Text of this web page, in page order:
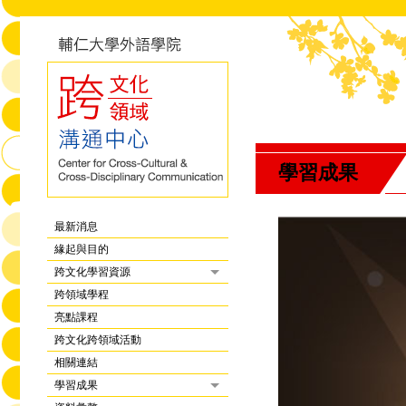
最新消息
緣起與目的
跨文化學習資源
跨領域學程
亮點課程
跨文化跨領域活動
相關連結
學習成果
學習成果